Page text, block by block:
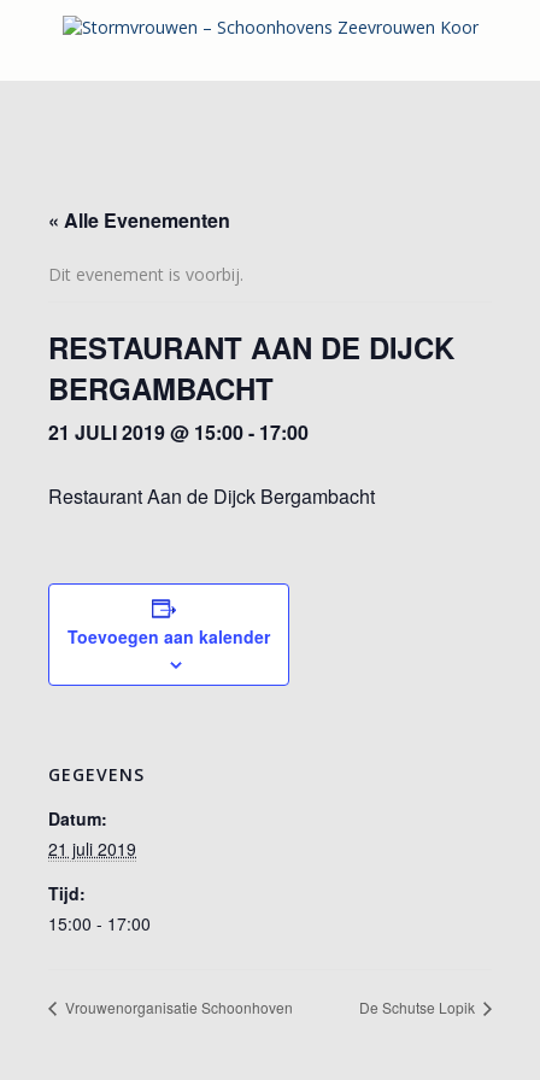
« Alle Evenementen
Dit evenement is voorbij.
RESTAURANT AAN DE DIJCK
BERGAMBACHT
21 JULI 2019 @ 15:00- 17:00
Restaurant Aan de Dijck Bergambacht
Toevoegen aan kalender
GEGEVENS
Datum:
21 juli 2019
Tijd:
15:00 - 17:00
Vrouwenorganisatie Schoonhoven De Schutse Lopik